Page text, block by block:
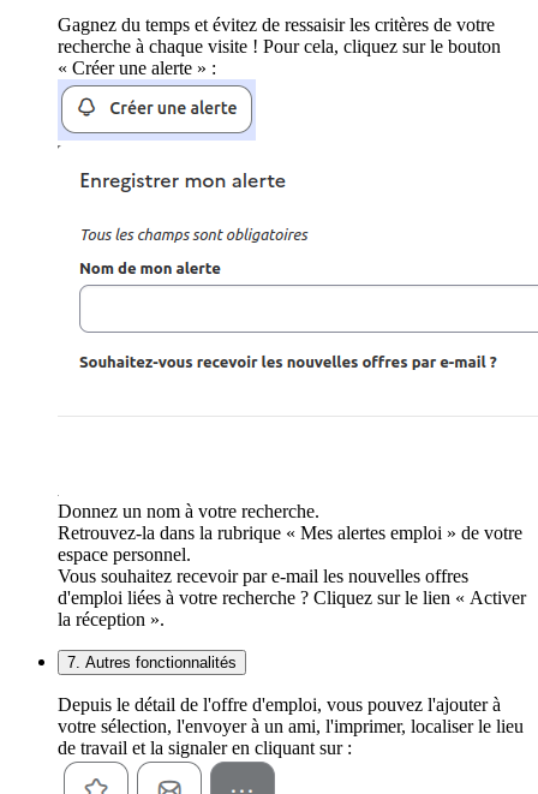
Gagnez du temps et évitez de ressaisir les critères de votre
recherche à chaque visite ! Pour cela, cliquez sur le bouton
« Créer une alerte » :
Donnez un nom à votre recherche.
Retrouvez-la dans la rubrique « Mes alertes emploi » de votre
espace personnel.
Vous souhaitez recevoir par e-mail les nouvelles offres
d'emploi liées à votre recherche ? Cliquez sur le lien « Activer
la réception ».
7. Autres fonctionnalités
Depuis le détail de l'offre d'emploi, vous pouvez l'ajouter à
votre sélection, l'envoyer à un ami, l'imprimer, localiser le lieu
de travail et la signaler en cliquant sur :